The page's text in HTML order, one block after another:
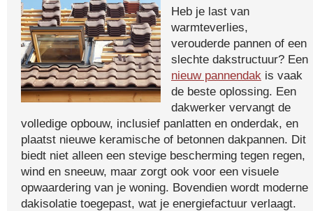
Heb je last van
warmteverlies,
verouderde pannen of een
slechte dakstructuur? Een
nieuw pannendak is vaak
de beste oplossing. Een
dakwerker vervangt de
volledige opbouw, inclusief panlatten en onderdak, en
plaatst nieuwe keramische of betonnen dakpannen. Dit
biedt niet alleen een stevige bescherming tegen regen,
wind en sneeuw, maar zorgt ook voor een visuele
opwaardering van je woning. Bovendien wordt moderne
dakisolatie toegepast, wat je energiefactuur verlaagt.